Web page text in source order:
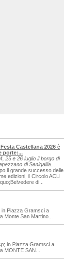
Castellana 2026 è
porte:...
25 e 26 luglio il borgo di
di Senigallia...
il grande successo delle
edizioni, il Circolo ACLI
di...
in Piazza Gramsci a
Monte San Martino...
in Piazza Gramsci a
MONTE SAN...